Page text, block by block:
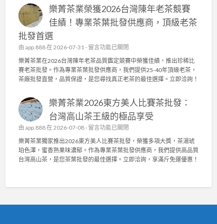
頂
級
茶
發
供
應
商
高
密
度
棉
、
機
能
布
打
造
舒
適
用
，
輕
洗
專
業
實
沙
椅
墊
訂
，
菌
機
能
布
與
高
樂菁茶業榮獲2026台灣陳年老茶競賽
佳績！專業茶葉批發供應商，頂級老茶
批發首選
由 app.888在 2026-07-31 - 在
〈
樂
菁
茶
榮
獲
2
0
2
6
台
茶
留言功能已關閉
樂菁茶業在2026台灣陳年老茶品質鑑定競賽中榮獲佳績，推出珍稀比
賽老茶批發。作為專業茶葉批發供應商，我們提供25-40年頂級老茶，
茶廠批發直營，品質保證，是您尋找真正老茶的最佳選擇。立即洽詢！
樂菁茶業2026東方美人比賽茶批發：
台灣高山茶王級的極品享受
由 app.888在 2026-07-08 - 在
〈
樂
菁
茶
留言功能已關閉
樂菁茶業獨家推出2026東方美人比賽茶批發，榮獲多項大獎，茶湯琥
珀色澤，蜜香熟果味濃郁。作為專業茶葉批發供應商，我們提供高品質
台灣高山茶，是您茶葉批發的最佳選擇。立即洽詢，享滿斤免運優惠！